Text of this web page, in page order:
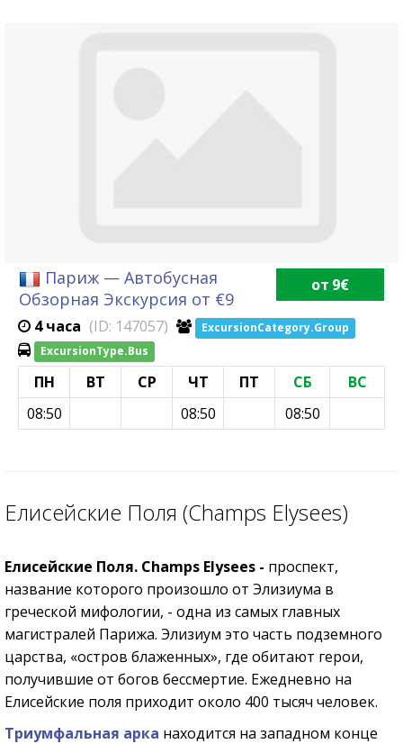
Париж — Автобусная
Обзорная Экскурсия от €9
от 9€
4 часа (ID: 147057)
ExcursionCategory.Group
ExcursionType.Bus
ПН ВТ СР ЧТ ПТ СБ
ВС
08:50
08:50 08:50
Елисейские Поля (Champs Elysees)
Елисейские Поля. Champs Elysees - проспект,
название которого произошло от Элизиума в
греческой мифологии, - одна из самых главных
магистралей Парижа. Элизиум это часть подземного
царства, «остров блаженных», где обитают герои,
получившие от богов бессмертие. Ежедневно на
Елисейские поля приходит около 400 тысяч человек.
Триумфальная арка находится на западном конце